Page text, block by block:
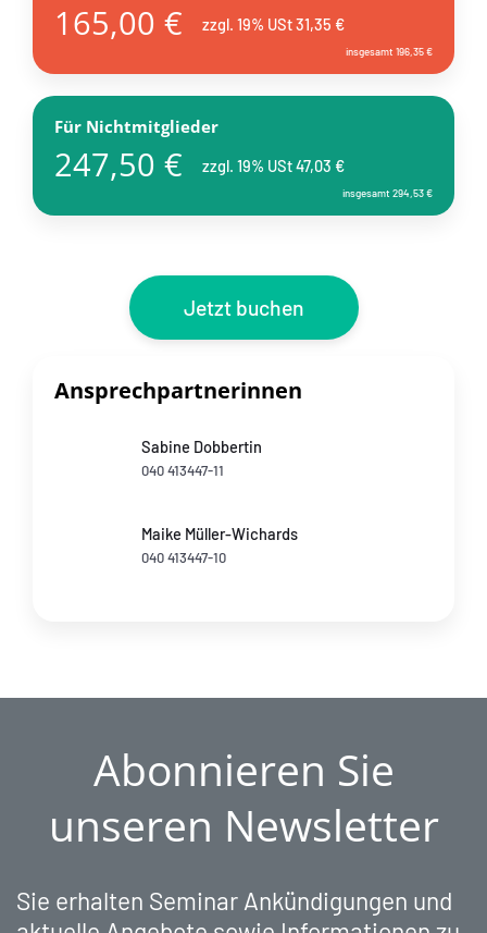
165,00 € zzgl. 19% USt 31,35 €
insgesamt 196,35 €
Für Nichtmitglieder
247,50 € zzgl. 19% USt 47,03 €
insgesamt 294,53 €
Jetzt buchen
Ansprechpartnerinnen
Sabine Dobbertin
040 413447-11
Maike Müller-Wichards
040 413447-10
Abonnieren Sie
unseren Newsletter
Sie erhalten Seminar Ankündigungen und